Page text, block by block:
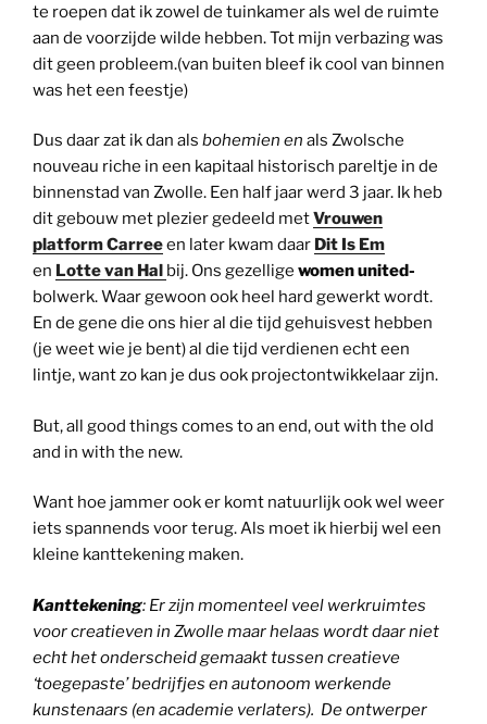
te roepen dat ik zowel de tuinkamer als wel de ruimte
aan de voorzijde wilde hebben. Tot mijn verbazing was
dit geen probleem.(van buiten bleef ik cool van binnen
was het een feestje)
Dus daar zat ik dan als bohemien en als Zwolsche
nouveau riche in een kapitaal historisch pareltje in de
binnenstad van Zwolle. Een half jaar werd 3 jaar. Ik heb
dit gebouw met plezier gedeeld metVrouwen
platform Carreeen later kwam daar Dit Is Em
en Lotte van Hal bij. Ons gezellige women united-
bolwerk. Waar gewoon ook heel hard gewerkt wordt.
En de gene die ons hier al die tijd gehuisvest hebben
(je weet wie je bent) al die tijd verdienen echt een
lintje, want zo kan je dus ook projectontwikkelaar zijn.
But, all good things comes to an end, out with the old
and in with the new.
Want hoe jammer ook er komt natuurlijk ook wel weer
iets spannends voor terug. Als moet ik hierbij wel een
kleine kanttekening maken.
Kanttekening: Er zijn momenteel veel werkruimtes
voor creatieven in Zwolle maar helaas wordt daar niet
echt het onderscheid gemaakt tussen creatieve
‘toegepaste’ bedrijfjes en autonoom werkende
kunstenaars (en academie verlaters). De ontwerper